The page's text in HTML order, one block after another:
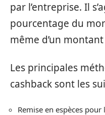
par l’entreprise. Il
pourcentage du
même d’un
Les principales
cashback sont les
Remise en espèces